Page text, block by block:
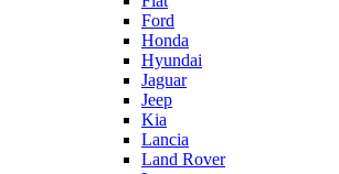
Ford
Honda
Hyundai
Jaguar
Jeep
Kia
Lancia
Land Rover